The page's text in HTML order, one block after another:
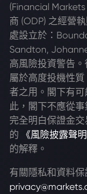
(Financial
商 (ODP) 之經營
處設立於：
Sandton,
高風險投資警告。
屬於高度投機性
者之用。閣下有
此，閣下不應從
完全明白保證金
的
《風險披露聲明
的解釋。
有關隱私和資料